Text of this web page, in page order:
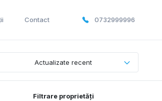
Contact 0732999996
Actualizate recent
Filtrare proprietăți